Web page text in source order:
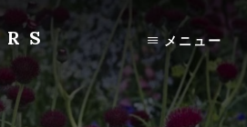
メニュー